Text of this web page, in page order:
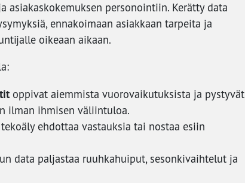
asiakaskokemuksen personointiin. Kerätty data
ennakoimaan asiakkaan tarpeita ja
oikeaan aikaan.
oppivat aiemmista vuorovaikutuksista ja pystyvät
ilman ihmisen väliintuloa.
ehdottaa vastauksia tai nostaa esiin
data paljastaa ruuhkahuiput, sesonkivaihtelut ja